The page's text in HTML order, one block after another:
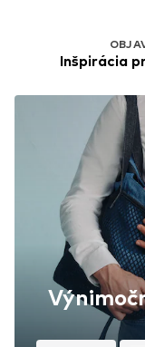
Inšpirácia